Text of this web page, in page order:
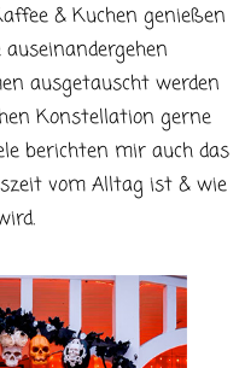
& Kuchen genießen
ausgetauscht werden
Konstellation gerne
berichten mir auch das
vom Alltag ist & wie